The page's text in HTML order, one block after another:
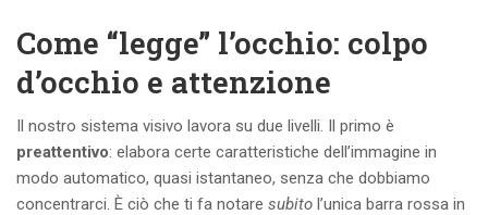
Come “legge” l’occhio: colpo
d’occhio e attenzione
Il nostro sistema visivo lavora su due livelli. Il primo è
preattentivo: elabora certe caratteristiche dell’immagine in
modo automatico, quasi istantaneo, senza che dobbiamo
concentrarci. È ciò che ti fa notare subito l’unica barra rossa in